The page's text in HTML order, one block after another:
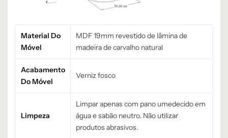
Material Do
Móvel
MDF 19mm revestido de lâmina de
madeira de carvalho natural
Acabamento
Do Móvel
Verniz fosco
Limpeza
Limpar apenas com pano umedecido em
água e sabão neutro. Não utilizar
produtos abrasivos.